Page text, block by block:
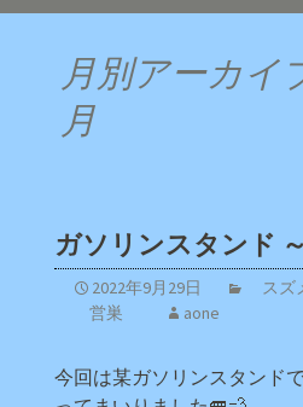
月別アーカイ
月
ガソリンスタンド
2022年9月29日 スズ
営巣
aone
今回は某ガソリンスタンド